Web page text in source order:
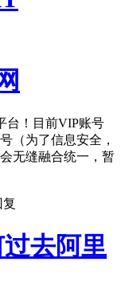
台！目前VIP账号
（为了信息安全，
无缝融合统一，暂
去阿里